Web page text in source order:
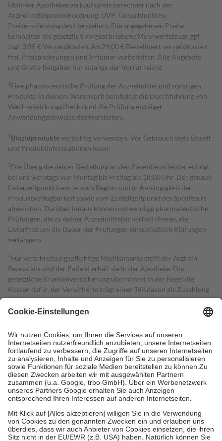
Üblicher Apothekenverkaufspreis berechnet nach der
Arzneimittelpreisverordnung. UVP: Unverbindliche
Preisempfehlung des Herstellers. Die angegebenen Preise
beinhalten die gesetzlich vorgeschriebene Mehrwertsteuer, ggf.
zzgl. 3,95 € Versandkosten. Ab 29,00 € Bestell­wert versand­kosten­
frei. Preisänderungen und Irrtümer vorbehalten. Alle Angebote
und Gratis-Beigaben nur solange der Vorrat reicht.
1 Eine pharmazeutische Prüfung der Arzneimittel und sonstigen
Produkte in deinem Warenkorb beinhaltet die Durchführung von
Wechselwirkungschecks und die Prüfung etwaiger
Anwendungshinweise des Herstellers.
2Biozidproduktevorsichtig verwenden. Vor Gebrauch stets Etikett
und Produktinformationen lesen.
3Die Übergabe deiner Bestellung an den Paketdienstleister erfolgt
bei uns werktags von Montag bis Freitag bis 18:00 Uhr. Der genaue
Lieferzeitpunkt kann je nach Region und in Abhängigkeit der
Produktverfügbarkeit sowie vom Zustellzeitpunkt des Spediteurs
abweichen. Darüber hinaus können notwendige pharmazeutische
Prüfungen, die zu deiner Arzneimittelsicherheit dienen, die
Lieferfrist um die Dauer der Prüfungen einschließlich Klärungen
verlängern.
4Für verschreibungspflichtige Medikamente stellt der Arzt ein
Rezept aus und der Patient erhält sie in der Apotheke. Die
gesetzliche Krankenversicherung übernimmt in der Regel die
Kosten dafür, der Versicherte trägt einen Teil davon als Zuzahlung
mit.
Grundsätzlich leisten Mitglieder Zuzahlungen in Höhe von zehn
höchstens zehn Euro.
Es sind jedoch nie mehr als die tatsächlichen
Kosten der Leistung zu entrichten.
Diese Regeln gelten grundsätzlich auch für Online-Apotheken.
Bei Heilmitteln und häuslicher Krankenpflege beträgt die
Zuzahlung zehn Prozent der Kosten sowie zehn Euro je
Verordnung.
Um das Engagement der Versicherten für ihre eigene Gesundheit zu
stärken und die besondere Stellung der Familie zu unterstützen,
fallenkeine Zuzahlungenan bei:
• Kindern und Jugendlichen bis zum vollendeten 18. Lebensjahr
mit Ausnahme der Fahrkosten